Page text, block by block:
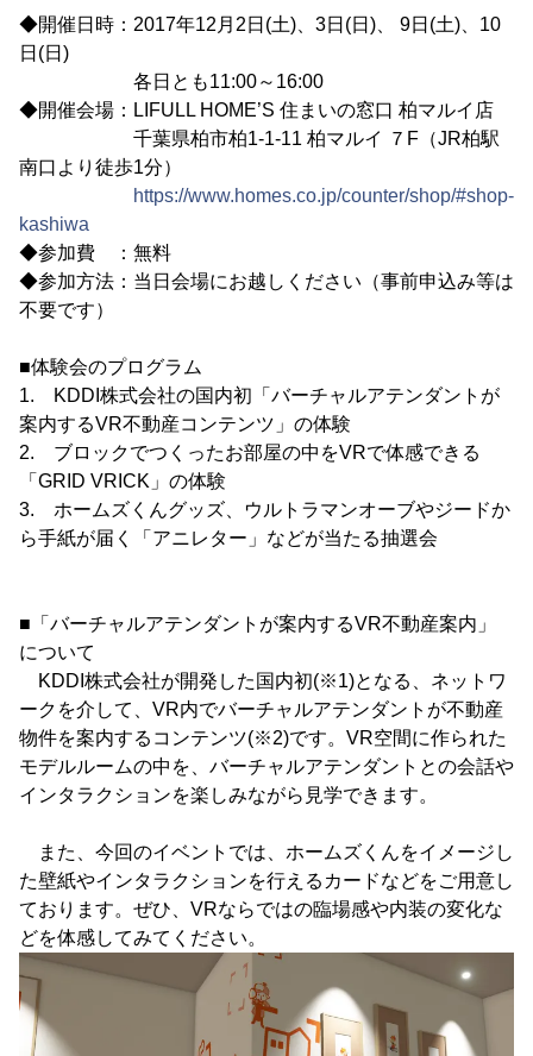
◆開催日時：2017年12月2日(土)、3日(日)、 9日(土)、10
日(日)
各日とも11:00～16:00
◆開催会場：LIFULL HOME’S 住まいの窓口 柏マルイ店
千葉県柏市柏1-1-11 柏マルイ ７F（JR柏駅
南口より徒歩1分）
https://www.homes.co.jp/counter/shop/#shop-
kashiwa
◆参加費 ：無料
◆参加方法：当日会場にお越しください（事前申込み等は
不要です）
■体験会のプログラム
1. KDDI株式会社の国内初「バーチャルアテンダントが
案内するVR不動産コンテンツ」の体験
2. ブロックでつくったお部屋の中をVRで体感できる
「GRID VRICK」の体験
3. ホームズくんグッズ、ウルトラマンオーブやジードか
ら手紙が届く「アニレター」などが当たる抽選会
■「バーチャルアテンダントが案内するVR不動産案内」
について
KDDI株式会社が開発した国内初(※1)となる、ネットワ
ークを介して、VR内でバーチャルアテンダントが不動産
物件を案内するコンテンツ(※2)です。VR空間に作られた
モデルルームの中を、バーチャルアテンダントとの会話や
インタラクションを楽しみながら見学できます。
また、今回のイベントでは、ホームズくんをイメージし
た壁紙やインタラクションを行えるカードなどをご用意し
ております。ぜひ、VRならではの臨場感や内装の変化な
どを体感してみてください。